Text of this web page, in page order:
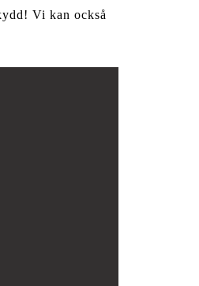
Vi kan också